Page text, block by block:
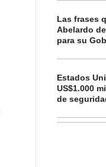
Las frases
Abelardo
para su
Estados
US$1.000
de